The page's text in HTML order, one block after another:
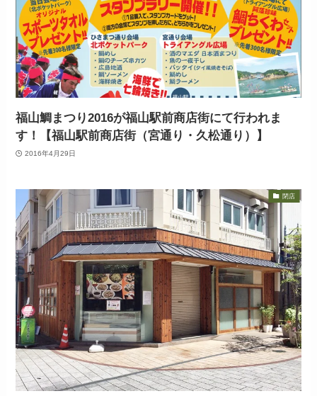
福山鯛まつり2016が福山駅前商店街にて行われま
す！【福山駅前商店街（宮通り・久松通り）】
2016年4月29日
閉店